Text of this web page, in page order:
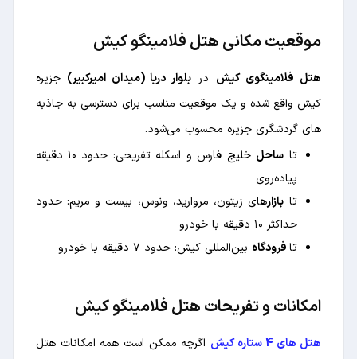
موقعیت مکانی هتل فلامینگو کیش
هتل فلامینگوی کیش در بلوار دریا (میدان امیرکبیر) جزیره
کیش واقع شده و یک موقعیت مناسب برای دسترسی به جاذبه
های گردشگری جزیره محسوب می‌شود.
تا ساحل
خلیج فارس و اسکله تفریحی: حدود ۱۰ دقیقه
پیاده‌روی
تا بازارهای زیتون، مروارید، ونوس، بیست و مریم: حدود
حداکثر ۱۰ دقیقه با خودرو
تافرودگاه بین‌المللی کیش: حدود ۷ دقیقه با خودرو
امکانات و تفریحات هتل فلامینگو کیش
هتل های 4 ستاره کیش
اگرچه ممکن است همه امکانات هتل